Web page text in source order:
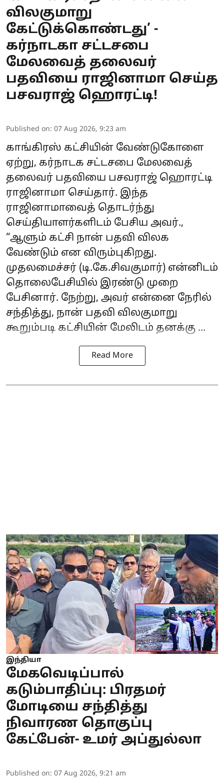
விலகுமாறு
கேட்டுக்கொண்டது’ -
கர்நாடகா சட்டசபை
மேலவைத் தலைவர்
பதவியை ராஜினாமா செய்த
பசவராஜ் ஹொரட்டி!
Published on: 07 Aug 2026, 9:23 am
காங்கிரஸ் கட்சியின் வேண்டுகோளை
ஏற்று, கர்நாடக சட்டசபை மேலவைத்
தலைவர் பதவியை பசவராஜ் ஹொரட்டி
ராஜினாமா செய்தார். இந்த
ராஜினாமாவைத் தொடர்ந்து
செய்தியாளர்களிடம் பேசிய அவர்.,
“ஆளும் கட்சி நான் பதவி விலக
வேண்டும் என விரும்புகிறது.
முதலமைச்சர் (டி.கே.சிவகுமார்) என்னிடம்
தொலைபேசியில் இரண்டு முறை
பேசினார். நேற்று, அவர் என்னை நேரில்
சந்தித்து, நான் பதவி விலகுமாறு
கூறும்படி கட்சியின் மேலிடம் தனக்கு ...
Read More
இந்தியா
மேகவெடிப்பால்
கடும்பாதிப்பு: பிரதமர்
மோடியை சந்தித்து
நிவாரண தொகுப்பு
கேட்பேன்- உமர் அப்துல்லா
Published on: 07 Aug 2026, 9:21 am